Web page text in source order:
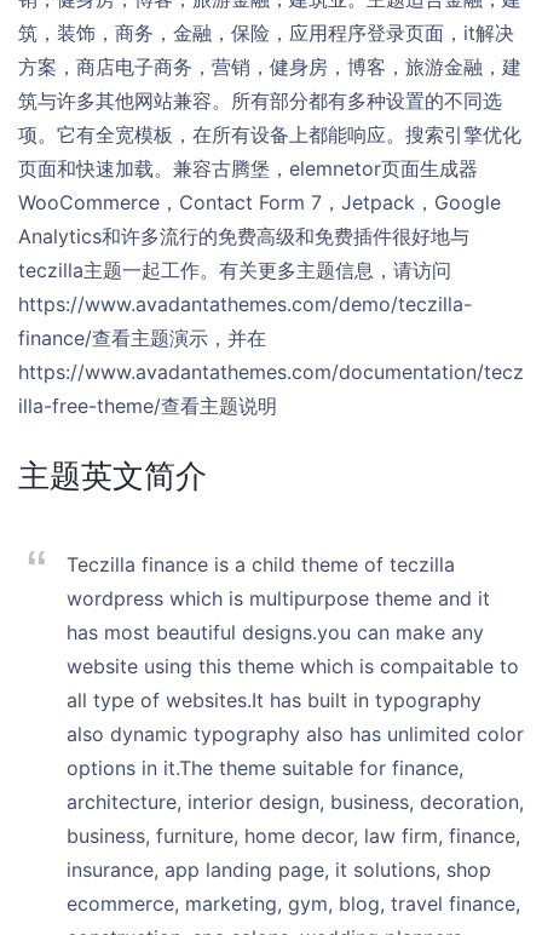
筑，装饰，商务，金融，保险，应用程序登录页面，it解决
方案，商店电子商务，营销，健身房，博客，旅游金融，建
筑与许多其他网站兼容。所有部分都有多种设置的不同选
项。它有全宽模板，在所有设备上都能响应。搜索引擎优化
页面和快速加载。兼容古腾堡，elemnetor页面生成器
WooCommerce，Contact Form 7，Jetpack，Google
Analytics和许多流行的免费高级和免费插件很好地与
teczilla主题一起工作。有关更多主题信息，请访问
https://www.avadantathemes.com/demo/teczilla-
finance/查看主题演示，并在
https://www.avadantathemes.com/documentation/tecz
illa-free-theme/查看主题说明
主题英文简介
Teczilla finance is a child theme of teczilla
wordpress which is multipurpose theme and it
has most beautiful designs.you can make any
website using this theme which is compaitable to
all type of websites.It has built in typography
also dynamic typography also has unlimited color
options in it.The theme suitable for finance,
architecture, interior design, business, decoration,
business, furniture, home decor, law firm, finance,
insurance, app landing page, it solutions, shop
ecommerce, marketing, gym, blog, travel finance,